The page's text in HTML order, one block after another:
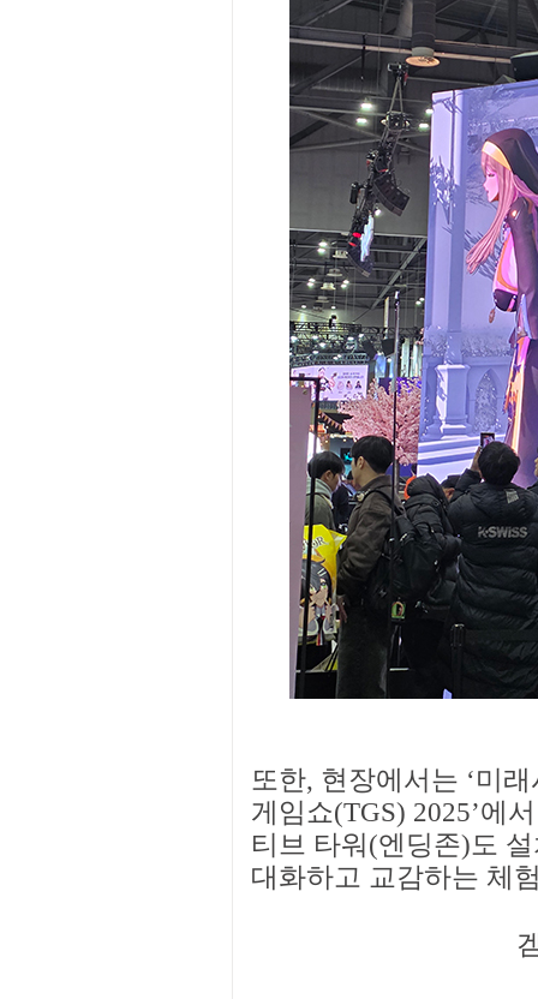
또한, 현장에서는 ‘미
게임쇼(TGS) 2025’에
티브 타워(엔딩존)도
대화하고 교감하는 체